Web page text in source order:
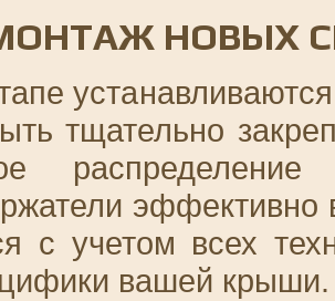
НОВЫХ
тщательно
с учетом всех
вашей крыши.